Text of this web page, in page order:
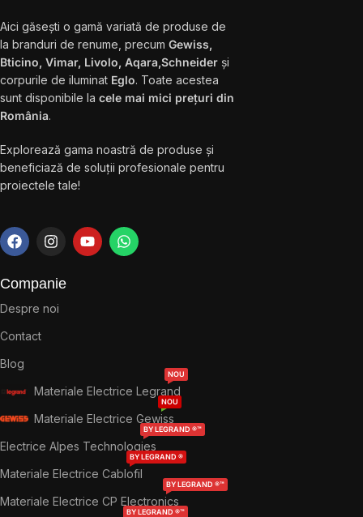
Aici găsești o gamă variată de produse de
la branduri de renume, precum Gewiss,
Bticino, Vimar, Livolo, Aqara,Schneider și
corpurile de iluminat Eglo. Toate acestea
sunt disponibile la cele mai mici prețuri din
România.
Explorează gama noastră de produse și
beneficiază de soluții profesionale pentru
proiectele tale!
Companie
Despre noi
Contact
Blog
Materiale Electrice Legrand
NOU
Materiale Electrice Gewiss
NOU
Electrice Alpes Technologies
BY LEGRAND ®™
Materiale Electrice Cablofil
BY LEGRAND ®
Materiale Electrice CP Electronics
BY LEGRAND ®™
BY LEGRAND ®™